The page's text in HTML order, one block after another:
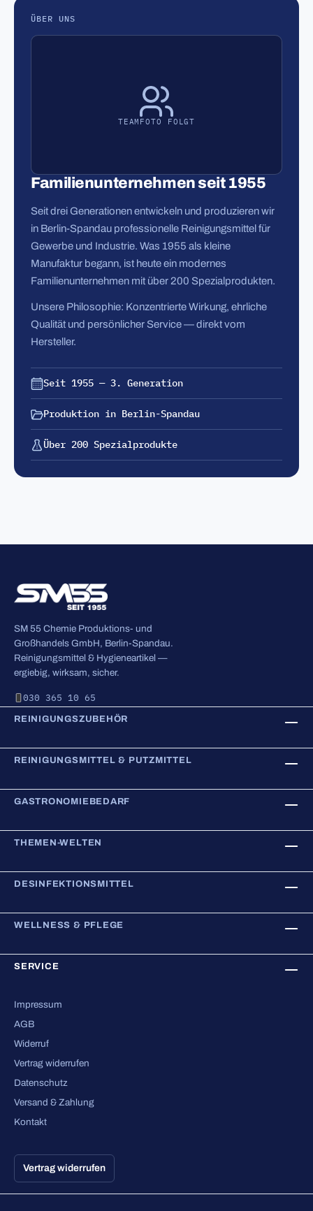
ÜBER UNS
TEAMFOTO FOLGT
Familienunternehmen seit 1955
Seit drei Generationen entwickeln und produzieren wir
in Berlin-Spandau professionelle Reinigungsmittel für
Gewerbe und Industrie. Was 1955 als kleine
Manufaktur begann, ist heute ein modernes
Familienunternehmen mit über 200 Spezialprodukten.
Unsere Philosophie: Konzentrierte Wirkung, ehrliche
Qualität und persönlicher Service — direkt vom
Hersteller.
Seit 1955 — 3. Generation
Produktion in Berlin-Spandau
Über 200 Spezialprodukte
SM 55 Chemie Produktions- und
Großhandels GmbH, Berlin-Spandau.
Reinigungsmittel & Hygieneartikel —
ergiebig, wirksam, sicher.
030 365 10 65
REINIGUNGSZUBEHÖR
REINIGUNGSMITTEL & PUTZMITTEL
GASTRONOMIEBEDARF
THEMEN-WELTEN
DESINFEKTIONSMITTEL
WELLNESS & PFLEGE
SERVICE
Impressum
AGB
Widerruf
Vertrag widerrufen
Datenschutz
Versand & Zahlung
Kontakt
Vertrag widerrufen